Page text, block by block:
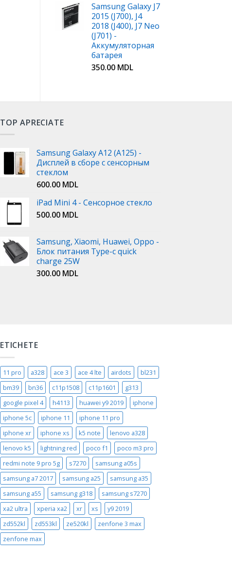
Samsung Galaxy J7
2015 (J700), J4
2018 (J400), J7 Neo
(J701) -
Аккумуляторная
батарея
350.00 MDL
TOP APRECIATE
Samsung Galaxy A12 (A125) -
Дисплей в сборе с сенсорным
стеклом
600.00 MDL
iPad Mini 4 - Сенсорное стекло
500.00 MDL
Samsung, Xiaomi, Huawei, Oppo -
Блок питания Type-c quick
charge 25W
300.00 MDL
ETICHETE
11 pro a328 ace 3 ace 4 lte airdots
bl231
bm39
bn36 c11p1508 c11p1601
g313
google pixel 4
h4113 huawei y9 2019
iphone
iphone 5c
iphone 11
iphone 11 pro
iphone xr
iphone xs k5 note
lenovo a328
lenovo k5
lightning red poco f1
poco m3 pro
redmi note 9 pro 5g
s7270
samsung a05s
samsung a7 2017
samsung a25
samsung a35
samsung a55
samsung g318
samsung s7270
xa2 ultra
xperia xa2 xr xs
y9 2019
zd552kl
zd553kl ze520kl
zenfone 3 max
zenfone max